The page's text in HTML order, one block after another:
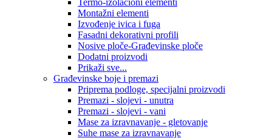
Montažni elementi
Izvođenje ivica i fuga
Fasadni dekorativni profili
Nosive ploče-Građevinske ploče
Dodatni proizvodi
Prikaži sve...
Građevinske boje i premazi
Priprema podloge, specijalni proizvodi
Premazi - slojevi - unutra
Premazi - slojevi - vani
Mase za izravnavanje - gletovanje
Suhe mase za izravnavanje